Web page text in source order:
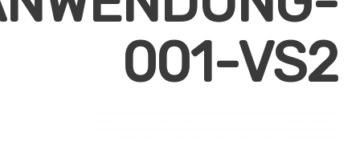
001-VS2